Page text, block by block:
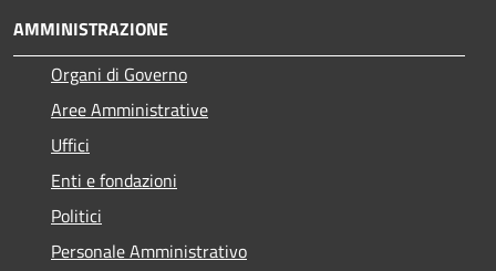
AMMINISTRAZIONE
Organi di Governo
Aree Amministrative
Uffici
Enti e fondazioni
Politici
Personale Amministrativo